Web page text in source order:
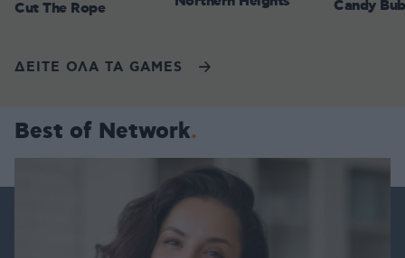
Cut The Rope Candy
ΔΕΙΤΕ ΟΛΑ ΤΑ GAMES
Best of Network